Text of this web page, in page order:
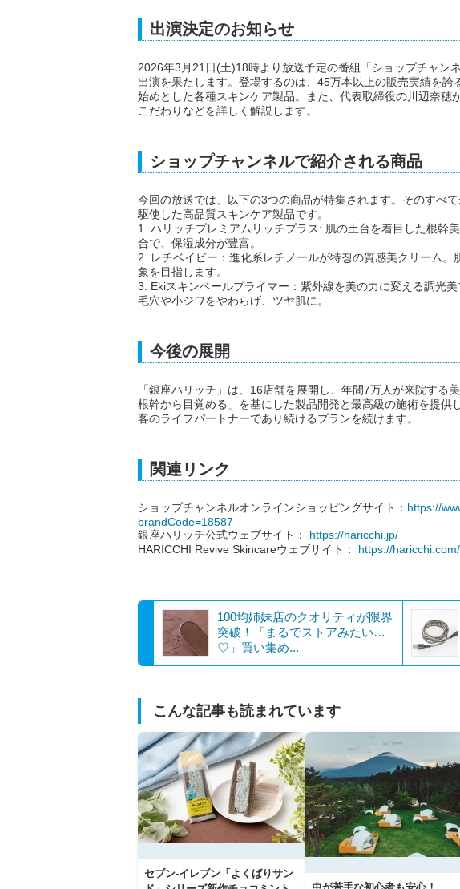
出演決定のお知らせ
2026年3月21日(土)18時より放送予定の番組「ショップチャン
出演を果たします。登場するのは、45万本以上の販売実績を
始めとした各種スキンケア製品。また、代表取締役の川辺奈穂
こだわりなどを詳しく解説します。
ショップチャンネルで紹介される商品
今回の放送では、以下の3つの商品が特集されます。そのすべ
駆使した高品質スキンケア製品です。
1. ハリッチプレミアムリッチプラス: 肌の土台を着目した根幹
合で、保湿成分が豊富。
2. レチベイビー：進化系レチノールが特징の質感美クリーム
象を目指します。
3. Ekiスキンベールプライマー：紫外線を美の力に変える調光
毛穴や小ジワをやわらげ、ツヤ肌に。
今後の展開
「銀座ハリッチ」は、16店舗を展開し、年間7万人が来院する
根幹から目覚める」を基にした製品開発と最高級の施術を提供
客のライフパートナーであり続けるプランを続けます。
関連リンク
ショップチャンネルオンラインショッピングサイト： https://
brandCode=18587
銀座ハリッチ公式ウェブサイト： https://haricchi.jp/
HARICCHI Revive Skincareウェブサイト： https://haricchi.com/
100均姉妹店のクオリティが限界
突破！「まるでストアみたい…
♡」買い集め...
こんな記事も読まれています
セブン‐イレブン「よくばりサン